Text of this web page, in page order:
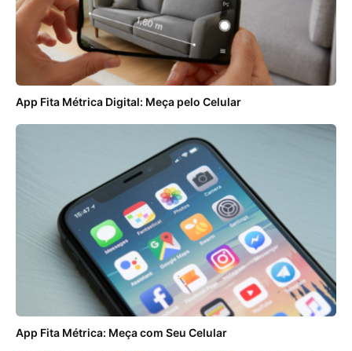
App Fita Métrica Digital: Meça pelo Celular
App Fita Métrica: Meça com Seu Celular